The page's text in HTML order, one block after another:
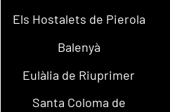
Els Hostalets de Pierola
Balenyà
Eulàlia de Riuprimer
Santa Coloma de